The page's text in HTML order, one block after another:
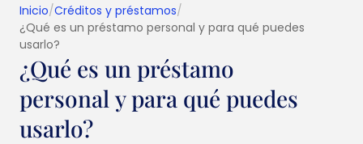
Inicio/Créditos y préstamos/
¿Qué es un préstamo personal y para qué puedes
usarlo?
¿Qué es un préstamo
personal y para qué puedes
usarlo?